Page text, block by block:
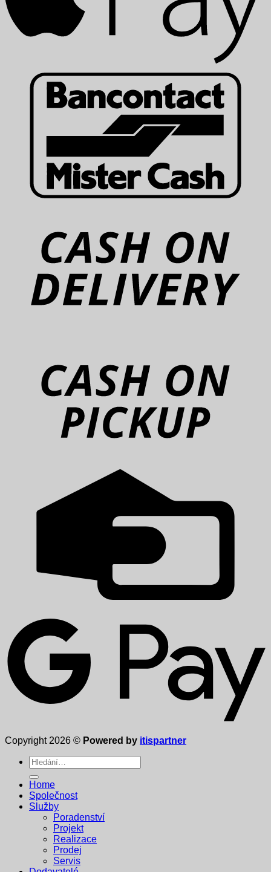
Copyright 2026 © Powered by itispartner
Hledat:
Home
Společnost
Služby
Poradenství
Projekt
Realizace
Prodej
Servis